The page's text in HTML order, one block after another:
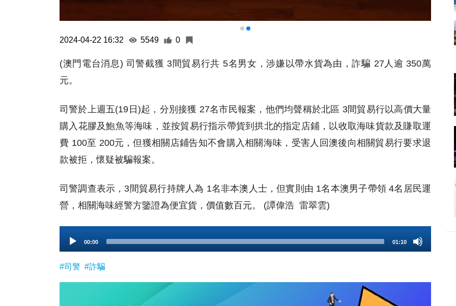
2024-04-22 16:32 5549 0
(澳門電台消息) 司警截獲 3間貿易行共 5名男女，涉嫌以帶水貨為由，詐騙 27人逾 350萬
元。
司警於上週五(19日)起，分別接獲 27名市民報案，他們均聲稱於北區 3間貿易行以高價大量
購入花膠及鮑魚等海味，並按貿易行指示帶貨到拱北的指定店鋪，以收取海味貨款及賺取運
費 100至 200元，但獲相關店鋪告知不會購入相關海味，受害人回澳後向相關貿易行要求退
款被拒，懷疑被騙報案。
司警調查表示，3間貿易行持牌人為 1名非本澳人士，但實則由 1名本澳男子帶領 4名居民運
營，相關海味經警方鑒證為便宜貨，價值數百元。 (譚偉浩 雷翠雲)
Player
00:00 01:10
#司警 #詐騙